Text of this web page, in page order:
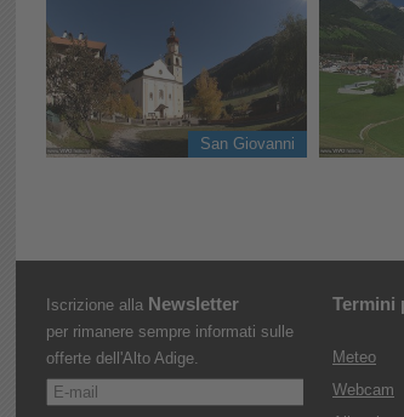
San Giovanni
Iscrizione alla Newsletter
per rimanere sempre informati sulle
offerte dell'Alto Adige.
Termini
Meteo
Webcam